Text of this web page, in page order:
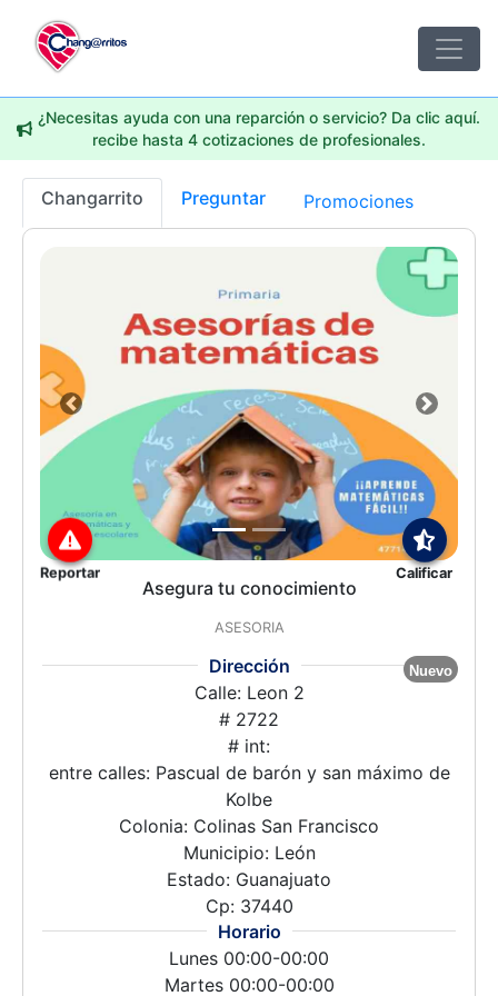
¿Necesitas ayuda con una reparción o servicio? Da clic aquí.
recibe hasta 4 cotizaciones de profesionales.
Changarrito Preguntar Promociones
Reportar Calificar
Asegura tu conocimiento
ASESORIA
Nuevo
Dirección
Calle: Leon 2
# 2722
# int:
entre calles: Pascual de barón y san máximo de
Kolbe
Colonia: Colinas San Francisco
Municipio: León
Estado: Guanajuato
Cp: 37440
Horario
Lunes 00:00-00:00
Martes 00:00-00:00